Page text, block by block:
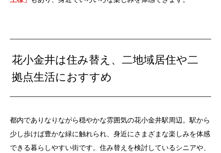
花小金井は住み替え、二地域居住や二
拠点生活におすすめ
都内でありなりながら穏やかな雰囲気の花小金井駅周辺。駅から
少し歩けば豊かな緑に触れられ、身近にさまざまな楽しみを体感
できる暮らしやすい街です。住み替えを検討しているシニアや、